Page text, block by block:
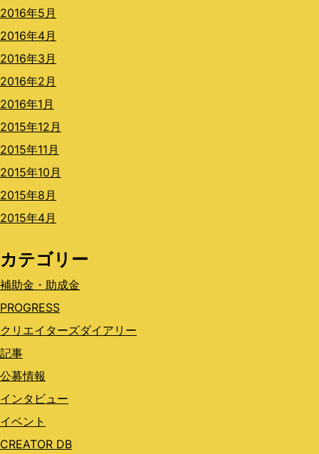
2016年5月
2016年4月
2016年3月
2016年2月
2016年1月
2015年12月
2015年11月
2015年10月
2015年8月
2015年4月
カテゴリー
補助金・助成金
PROGRESS
クリエイターズダイアリー
記事
公募情報
インタビュー
イベント
CREATOR DB